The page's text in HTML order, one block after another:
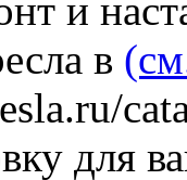
и
в
для